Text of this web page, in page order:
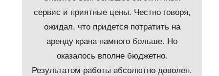
сервис и приятные цены. Честно говоря,
ожидал, что придется потратить на
аренду крана намного больше. Но
оказалось вполне бюджетно.
Результатом работы абсолютно доволен.